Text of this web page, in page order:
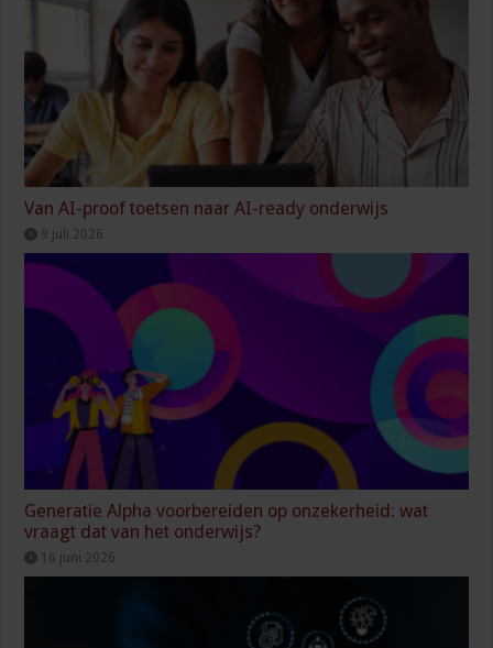
Van AI-proof toetsen naar AI-ready onderwijs
9 juli 2026
Generatie Alpha voorbereiden op onzekerheid: wat
vraagt dat van het onderwijs?
16 juni 2026